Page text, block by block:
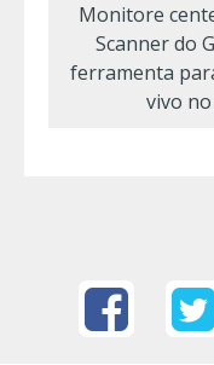
Monitore
Scanner do
ferramenta
vivo